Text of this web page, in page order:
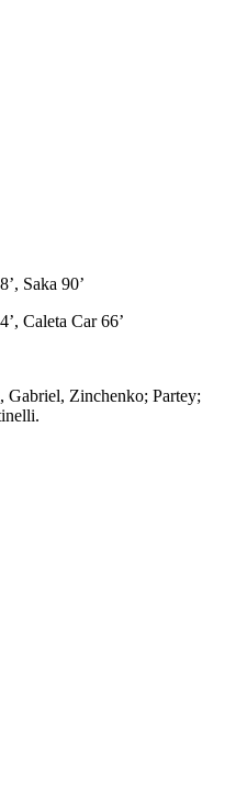
Saka 90’
Caleta Car 66’
Gabriel, Zinchenko; Partey;